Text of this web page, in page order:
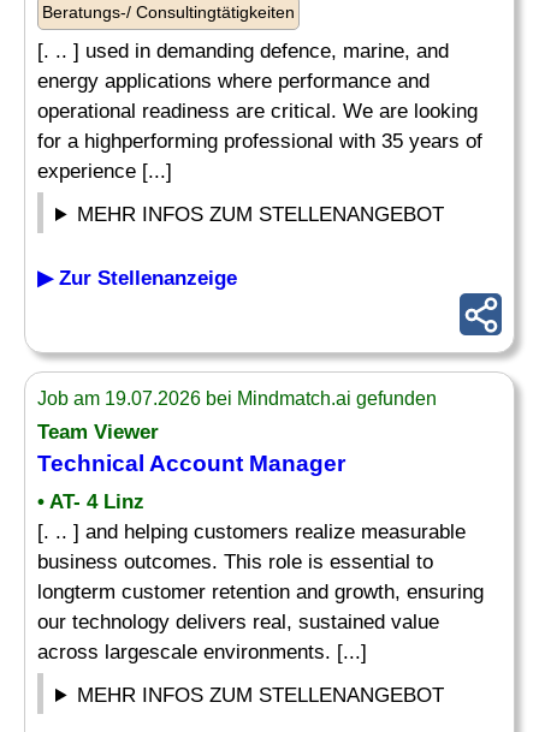
Beratungs-/ Consultingtätigkeiten
[. .. ] used in demanding defence, marine, and
energy applications where performance and
operational readiness are critical. We are looking
for a highperforming professional with 35 years of
experience [...]
MEHR INFOS ZUM STELLENANGEBOT
▶ Zur Stellenanzeige
Job am 19.07.2026 bei Mindmatch.ai gefunden
Team Viewer
Technical Account Manager
• AT- 4 Linz
[. .. ] and helping customers realize measurable
business outcomes. This role is essential to
longterm customer retention and growth, ensuring
our technology delivers real, sustained value
across largescale environments. [...]
MEHR INFOS ZUM STELLENANGEBOT